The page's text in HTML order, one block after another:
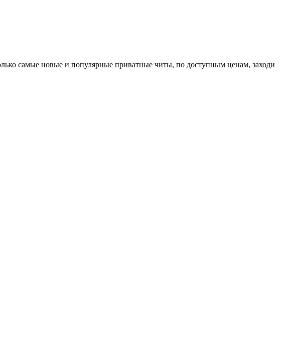
самые новые и популярные приватные читы, по доступным ценам, заходи